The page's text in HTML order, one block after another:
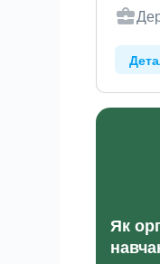
Як